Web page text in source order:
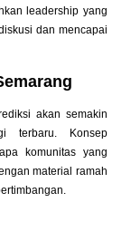
leadership yang
dan mencapai
akan semakin
terbaru. Konsep
komunitas yang
material ramah